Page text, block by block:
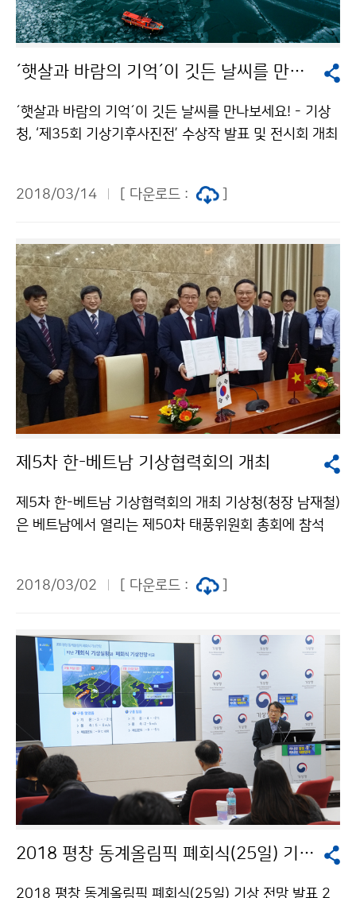
´햇살과 바람의 기억´이 깃든 날씨를 만나보세요!
´햇살과 바람의 기억´이 깃든 날씨를 만나보세요! - 기상
청, ‘제35회 기상기후사진전’ 수상작 발표 및 전시회 개최
사진을 통한 국민과의 소통을 위해 개최된, 제35회 기상
의 기억, 날씨를 보다’를 주제로 진행됐던 이번 사진공모
전에서는 총 2,908점이 접수됐으며, 최종44점(일반공모
30점, 특별공모14점)이 수상의 영광을 안았습니다. 대상
에는 한파로 인해 얼어붙은 바다를 촬영한 겨울바다가 선
정되었습니다.수상한 작품들은 오는 3월 20일(화)
2018/03/14 [ 다운로드 :
제5차 한-베트남 기상협력회의 개최
제5차 한-베트남 기상협력회의 개최 기상청(청장 남재철)
은 베트남에서 열리는 제50차 태풍위원회 총회에 참석
의제로는 ODA프로젝트 개발, 지구대기감시 활동, 지방기
발 강화 등의 기상협력내용이 다루어졌습니다.
2018/03/02 [ 다운로드 :
2018 평창 동계올림픽 폐회식(25일) 기상전망 발표
2018 평창 동계올림픽 폐회식(25일) 기상 전망 발표 2